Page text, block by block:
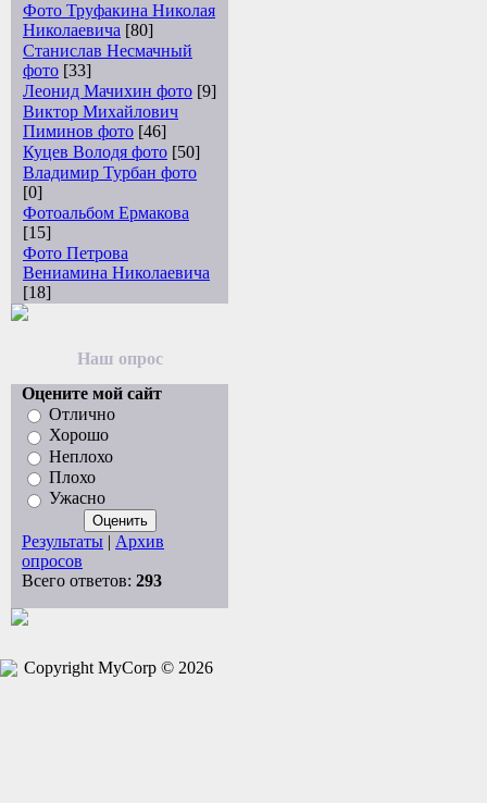
Фото Труфакина Николая
Николаевича [80]
Станислав Несмачный
фото [33]
Леонид Мачихин фото [9]
Виктор Михайлович
Пиминов фото [46]
Куцев Володя фото [50]
Владимир Турбан фото
[0]
Фотоальбом Ермакова
[15]
Фото Петрова
Вениамина Николаевича
[18]
Наш опрос
Оцените мой сайт
Отлично
Хорошо
Неплохо
Плохо
Ужасно
Результаты | Архив
опросов
Всего ответов: 293
Copyright MyCorp © 2026